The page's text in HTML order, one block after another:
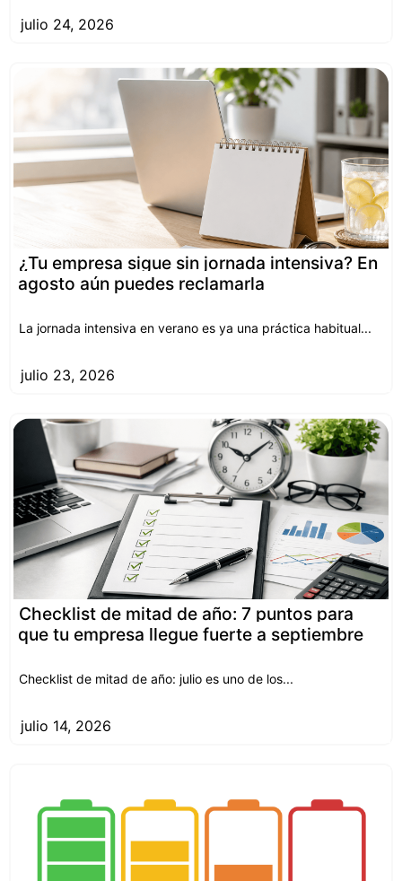
julio 24, 2026
¿Tu empresa sigue sin jornada intensiva? En
agosto aún puedes reclamarla
La jornada intensiva en verano es ya una práctica habitual...
julio 23, 2026
Checklist de mitad de año: 7 puntos para
que tu empresa llegue fuerte a septiembre
Checklist de mitad de año: julio es uno de los...
julio 14, 2026